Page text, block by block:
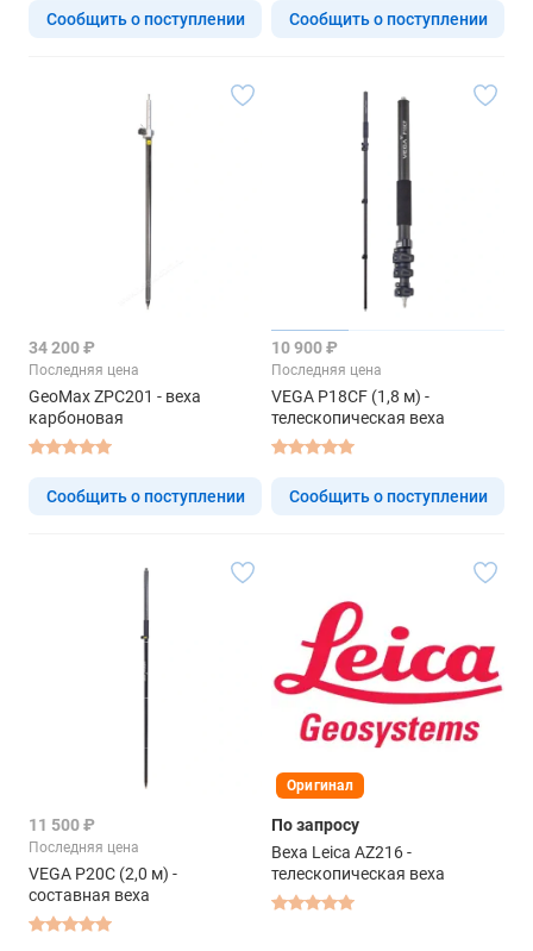
Сообщить о поступлении
Сообщить о поступлении
34 200 ₽
Последняя цена
GeoMax ZPC201 - веха
карбоновая
Сообщить о поступлении
10 900 ₽
Последняя цена
VEGA P18CF (1,8 м) -
телескопическая веха
Сообщить о поступлении
11 500 ₽
Последняя цена
VEGA P20C (2,0 м) -
составная веха
Оригинал
По запросу
Веха Leica AZ216 -
телескопическая веха